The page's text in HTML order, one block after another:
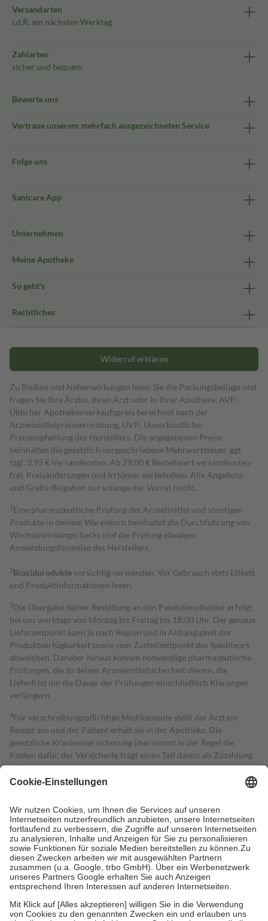
Versandarten
i.d.R. am nächsten Werktag
Zahlarten
sicher und bequem
Bewerte uns
Vertraue unserem mehrfach ausgezeichneten Service
Folge uns
Sanicare App
Unternehmen
Meine Apotheke
So geht's
Rechtliches
Widerruf erklären
Zu Risiken und Nebenwirkungen lesen Sie die Packungsbeilage und
fragen Sie Ihre Ärztin, Ihren Arzt oder in Ihrer Apotheke. AVP:
Üblicher Apothekenverkaufspreis berechnet nach der
Arzneimittelpreisverordnung. UVP: Unverbindliche
Preisempfehlung des Herstellers. Die angegebenen Preise
beinhalten die gesetzlich vorgeschriebene Mehrwertsteuer, ggf.
zzgl. 3,95 € Versandkosten. Ab 29,00 € Bestell­wert versand­kosten­
frei. Preisänderungen und Irrtümer vorbehalten. Alle Angebote
und Gratis-Beigaben nur solange der Vorrat reicht.
1 Eine pharmazeutische Prüfung der Arzneimittel und sonstigen
Produkte in deinem Warenkorb beinhaltet die Durchführung von
Wechselwirkungschecks und die Prüfung etwaiger
Anwendungshinweise des Herstellers.
2Biozidproduktevorsichtig verwenden. Vor Gebrauch stets Etikett
und Produktinformationen lesen.
3Die Übergabe deiner Bestellung an den Paketdienstleister erfolgt
bei uns werktags von Montag bis Freitag bis 18:00 Uhr. Der genaue
Lieferzeitpunkt kann je nach Region und in Abhängigkeit der
Produktverfügbarkeit sowie vom Zustellzeitpunkt des Spediteurs
abweichen. Darüber hinaus können notwendige pharmazeutische
Prüfungen, die zu deiner Arzneimittelsicherheit dienen, die
Lieferfrist um die Dauer der Prüfungen einschließlich Klärungen
verlängern.
4Für verschreibungspflichtige Medikamente stellt der Arzt ein
Rezept aus und der Patient erhält sie in der Apotheke. Die
gesetzliche Krankenversicherung übernimmt in der Regel die
Kosten dafür, der Versicherte trägt einen Teil davon als Zuzahlung
mit.
Grundsätzlich leisten Mitglieder Zuzahlungen in Höhe von zehn
höchstens zehn Euro.
Es sind jedoch nie mehr als die tatsächlichen
Kosten der Leistung zu entrichten.
Diese Regeln gelten grundsätzlich auch für Online-Apotheken.
Bei Heilmitteln und häuslicher Krankenpflege beträgt die
Zuzahlung zehn Prozent der Kosten sowie zehn Euro je
Verordnung.
Um das Engagement der Versicherten für ihre eigene Gesundheit zu
stärken und die besondere Stellung der Familie zu unterstützen,
fallenkeine Zuzahlungenan bei:
• Kindern und Jugendlichen bis zum vollendeten 18. Lebensjahr